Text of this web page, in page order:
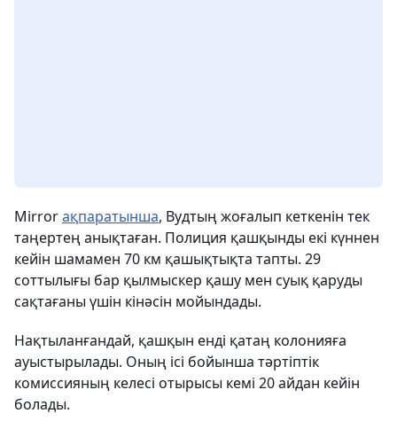
Mirrorақпаратынша, Вудтың жоғалып кеткенін тек
таңертең анықтаған. Полиция қашқынды екі күннен
кейін шамамен 70 км қашықтықта тапты. 29
соттылығы бар қылмыскер қашу мен суық қаруды
сақтағаны үшін кінәсін мойындады.
Нақтыланғандай, қашқын енді қатаң колонияға
ауыстырылады. Оның ісі бойынша тәртіптік
комиссияның келесі отырысы кемі 20 айдан кейін
болады.